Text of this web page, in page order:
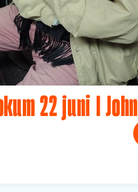
22 juni I John